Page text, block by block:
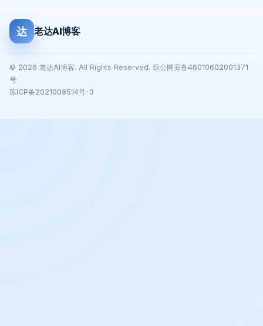
达 老达AI博客
© 2026 老达AI博客. All Rights Reserved. 琼公网安备46010602001371
号
琼ICP备2021009514号-3